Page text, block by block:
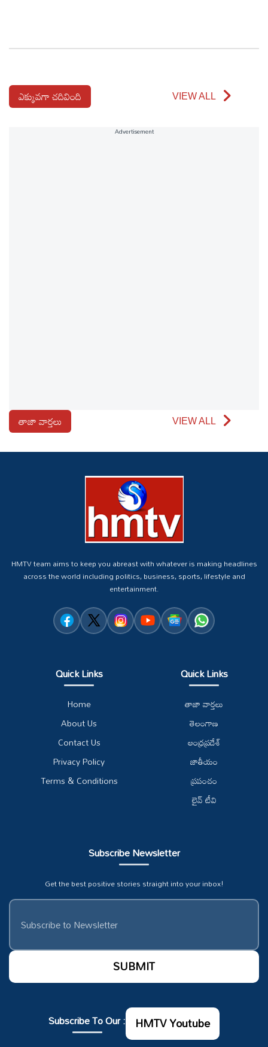
ఎక్కువగా చదివింది VIEW ALL
Advertisement
తాజా వార్తలు VIEW ALL
HMTV team aims to keep you abreast with whatever is making headlines
across the world including politics, business, sports, lifestyle and
entertainment.
Quick Links
Home
About Us
Contact Us
Privacy Policy
Terms & Conditions
Quick Links
తాజా వార్తలు
తెలంగాణ
ఆంధ్రప్రదేశ్
జాతీయం
ప్రపంచం
లైవ్ టీవి
Subscribe Newsletter
Get the best positive stories straight into your inbox!
Subscribe To Our : HMTV Youtube